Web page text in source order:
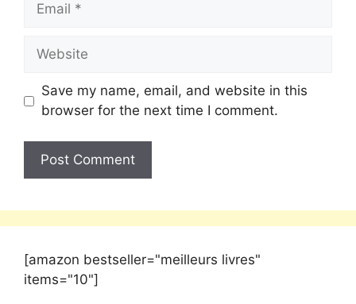
Save my name, email, and website in this
browser for the next time I comment.
[amazon bestseller="meilleurs livres"
items="10"]